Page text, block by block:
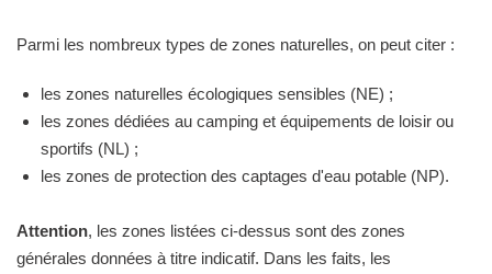
Parmi les nombreux types de zones naturelles, on peut citer :
les zones naturelles écologiques sensibles (NE) ;
les zones dédiées au camping et équipements de loisir ou
sportifs (NL) ;
les zones de protection des captages d'eau potable (NP).
Attention, les zones listées ci-dessus sont des zones
générales données à titre indicatif. Dans les faits, les